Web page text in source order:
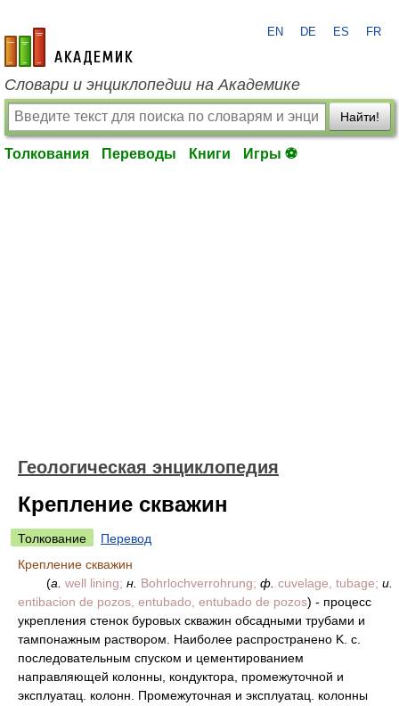
academic.ru
EN DE ES FR
Словари и энциклопедии на Академике
Найти!
Толкования Переводы Книги Игры ⚽
Геологическая энциклопедия
Крепление скважин
Толкование
Перевод
Крепление скважин
(a. well lining; н. Bohrlochverrohrung; ф. cuvelage, tubage; и.
entibacion de pozos, entubado, entubado de pozos) - процесс
укрепления стенок буровых скважин обсадными трубами и
тампонажным раствором. Наиболее распространено K. c.
последовательным спуском и цементированием
направляющей колонны, кондуктора, промежуточной и
эксплуатац. колонн. Промежуточная и эксплуатац. колонны